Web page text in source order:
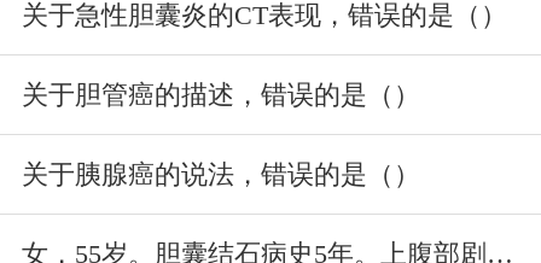
关于急性胆囊炎的CT表现，错误的是（）
关于胆管癌的描述，错误的是（）
关于胰腺癌的说法，错误的是（）
女，55岁。胆囊结石病史5年。上腹部剧痛2天，向腰部放射，伴恶心